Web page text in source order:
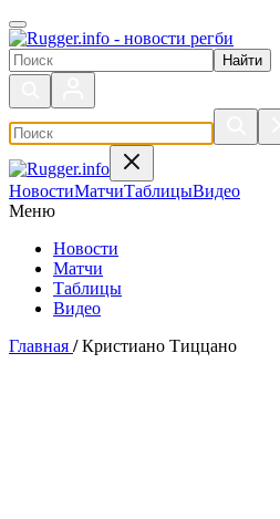
Поиск по сайту
НовостиМатчиТаблицыВидео
Меню
Новости
Матчи
Таблицы
Видео
Главная / Кристиано Тиццано